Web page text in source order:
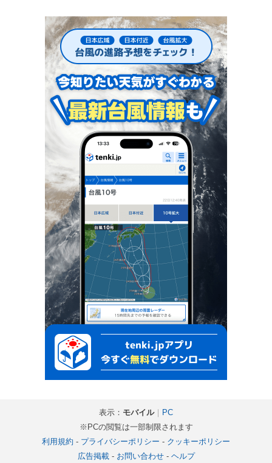
表示： モバイル｜ PC
※PCの閲覧は一部制限されます
利用規約 - プライバシーポリシー - クッキーポリシー
広告掲載- お問い合わせ- ヘルプ